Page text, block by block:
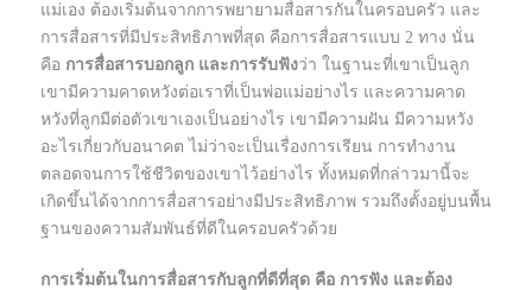
แม่เอง ต้องเริ่มต้นจากการพยายามสื่อสารกันในครอบครัว และ
การสื่อสารที่มีประสิทธิภาพที่สุด คือการสื่อสารแบบ 2 ทาง นั่น
คือ การสื่อสารบอกลูก และการรับฟังว่า ในฐานะที่เขาเป็นลูก
เขามีความคาดหวังต่อเราที่เป็นพ่อแม่อย่างไร และความคาด
หวังที่ลูกมีต่อตัวเขาเองเป็นอย่างไร เขามีความฝัน มีความหวัง
อะไรเกี่ยวกับอนาคต ไม่ว่าจะเป็นเรื่องการเรียน การทำงาน
ตลอดจนการใช้ชีวิตของเขาไว้อย่างไร ทั้งหมดที่กล่าวมานี้จะ
เกิดขึ้นได้จากการสื่อสารอย่างมีประสิทธิภาพ รวมถึงตั้งอยู่บนพื้น
ฐานของความสัมพันธ์ที่ดีในครอบครัวด้วย
การเริ่มต้นในการสื่อสารกับลูกที่ดีที่สุด คือ การฟัง และต้อง